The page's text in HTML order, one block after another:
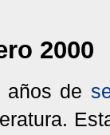
2000
años de